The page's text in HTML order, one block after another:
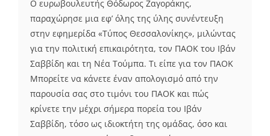
Ο ευρωβουλευτής Θόδωρος Ζαγοράκης,
παραχώρησε μια εφ’ όλης της ύλης συνέντευξη
στην εφημερίδα «Τύπος Θεσσαλονίκης», μιλώντας
για την πολιτική επικαιρότητα, τον ΠΑΟΚ του Ιβάν
Σαββίδη και τη Νέα Τούμπα. Τι είπε για τον ΠΑΟΚ
Μπορείτε να κάνετε έναν απολογισμό από την
παρουσία σας στο τιμόνι του ΠΑΟΚ και πώς
κρίνετε την μέχρι σήμερα πορεία του Ιβάν
Σαββίδη, τόσο ως ιδιοκτήτη της ομάδας, όσο και